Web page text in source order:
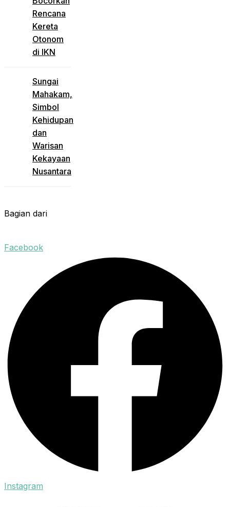
Rencana
Kereta
Otonom
di IKN
Sungai
Mahakam,
Simbol
Kehidupan
dan
Warisan
Kekayaan
Nusantara
Bagian dari
Facebook
Instagram